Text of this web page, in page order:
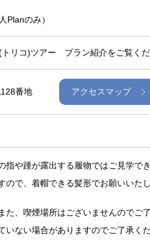
Planのみ）
リコ)ツアー プラン紹介をご覧く
番地 アクセスマップ
指や踵が露出する履物ではご見学で
ので、着帽できる髪形でお願いいた
た、喫煙場所はございませんのでご
いない場合がありますのでご了承く